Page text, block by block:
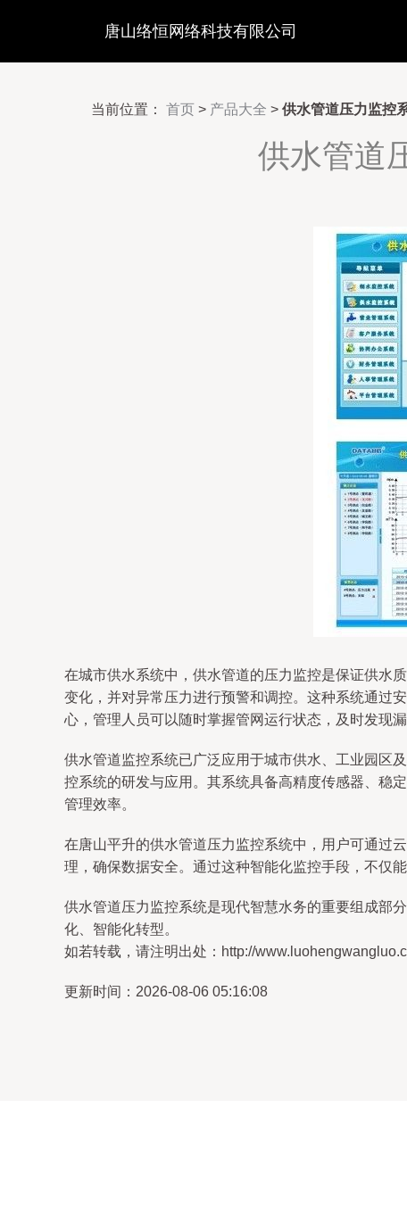
唐山络恒网络科技有限公司
当前位置： 首页 > 产品大全 > 供水管道压力监控
供水管道
在城市供水系统中，供水管道的压力监控是保证供水
变化，并对异常压力进行预警和调控。这种系统通过
心，管理人员可以随时掌握管网运行状态，及时发现漏
供水管道监控系统已广泛应用于城市供水、工业园区
控系统的研发与应用。其系统具备高精度传感器、稳
管理效率。
在唐山平升的供水管道压力监控系统中，用户可通过
理，确保数据安全。通过这种智能化监控手段，不仅
供水管道压力监控系统是现代智慧水务的重要组成部
化、智能化转型。
如若转载，请注明出处：http://
更新时间：2026-08-06 05:16:08